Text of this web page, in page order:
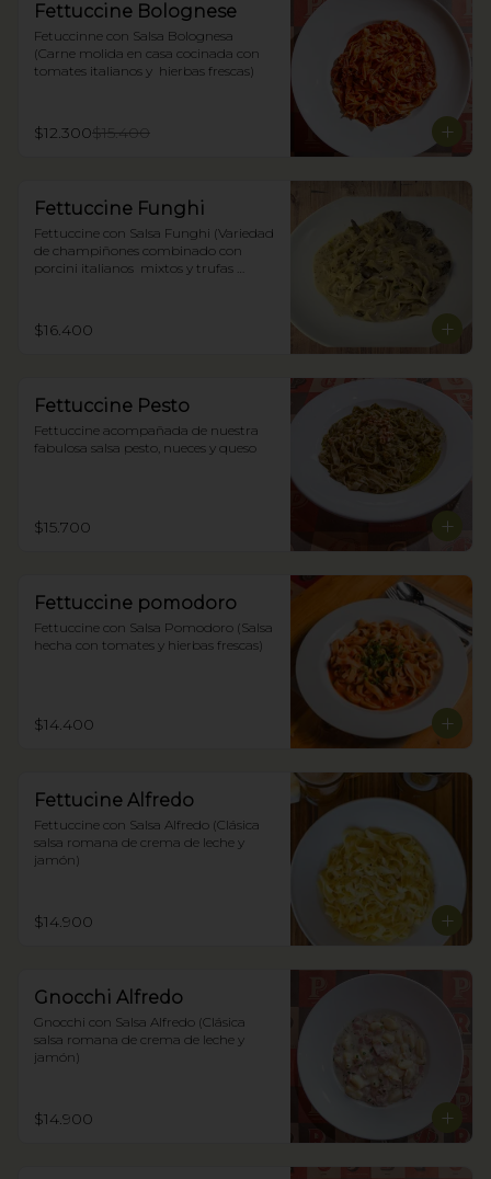
Fettuccine Bolognese
Fetuccinne con Salsa Bolognesa
(Carne molida en casa cocinada con
tomates italianos y  hierbas frescas)
$12.300$15.400
Fettuccine Funghi
Fettuccine con Salsa Funghi (Variedad
de champiñones combinado con
porcini italianos  mixtos y trufas
$16.400
Fettuccine Pesto
Fettuccine acompañada de nuestra
fabulosa salsa pesto, nueces y queso
$15.700
Fettuccine pomodoro
Fettuccine con Salsa Pomodoro (Salsa
hecha con tomates y hierbas frescas)
$14.400
Fettucine Alfredo
Fettuccine con Salsa Alfredo (Clásica
salsa romana de crema de leche y
jamón)
$14.900
Gnocchi Alfredo
Gnocchi con Salsa Alfredo (Clásica
salsa romana de crema de leche y
jamón)
$14.900